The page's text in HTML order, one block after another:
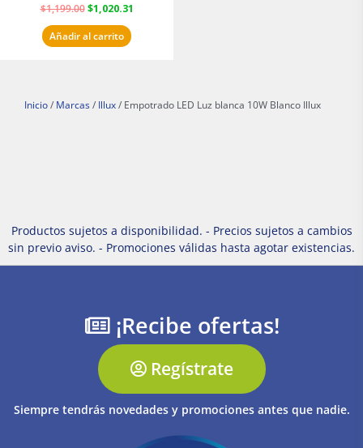
$1,199.00 $1,020.31
Añadir al carrito
Inicio / Marcas / Illux / Empotrado LED Luz blanca 10W Blanco Illux
Productos sujetos a disponibilidad. - Precios sujetos a cambios
sin previo aviso. - Promociones válidas hasta agotar existencias.
¡Recibe ofertas!
Regístrate
Siempre tendrás novedades y promociones antes que nadie.